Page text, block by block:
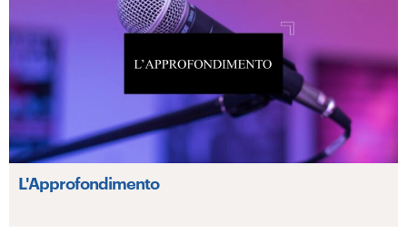
L'Approfondimento